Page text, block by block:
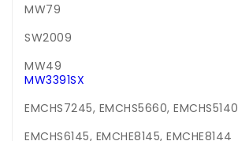
MW79
SW2009
MW49
MW3391SX
EMCHS7245, EMCHS5660, EMCHS5140
EMCHS6145, EMCHE8145, EMCHE8144